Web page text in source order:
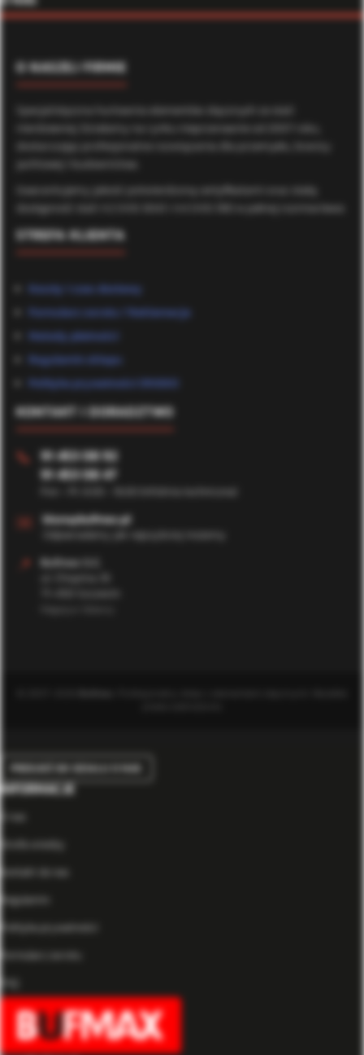
O NASZEJ FIRMIE
Specjalistyczna hurtownia elementów złącznych ze stali
nierdzewnej. Działamy na rynku nieprzerwanie od 2007 roku,
dostarczając profesjonalne rozwiązania dla przemysłu, branży
jachtowej i budownictwa.
Gwarantujemy jakość potwierdzoną certyfikatami oraz stałą
dostępność stali A2 (AISI 304) i A4 (AISI 316) w pełnej rozmiarówce.
STREFA KLIENTA
Koszty i czas dostawy
Formularz zwrotu / Reklamacje
Metody płatności
Regulamin sklepu
Polityka prywatności (RODO)
KONTAKT I DORADZTWO
📞 91 453 08 92
91 453 08 47
✉️ biuro@bufmax.pl
Odpowiadamy jak najszybciej możemy
📍
Bufmax S.C.
PRZEJDŹ DO DZIAŁU O NAS
INFORMACJE
O nas
Strefa wiedzy
Kontakt do nas
Regulamin
Polityka prywatności
Formularz zwrotu